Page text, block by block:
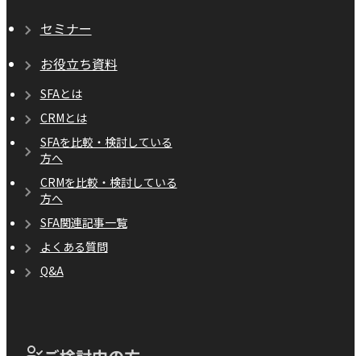
セミナー
お役立ち資料
SFAとは
CRMとは
SFAを比較・検討している
方へ
CRMを比較・検討している
方へ
SFA関連記事一覧
よくある質問
Q&A